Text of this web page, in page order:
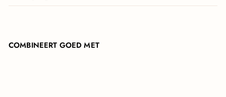
COMBINEERT GOED MET